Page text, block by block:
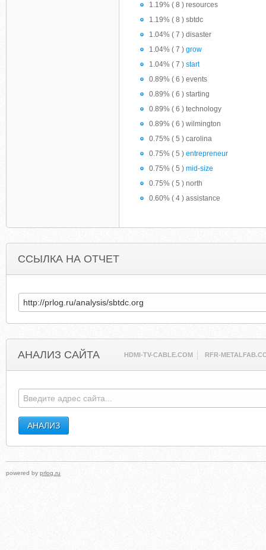
1.19% ( 8 ) resources
1.19% ( 8 ) sbtdc
1.04% ( 7 ) disaster
1.04% ( 7 ) grow
1.04% ( 7 ) start
0.89% ( 6 ) events
0.89% ( 6 ) starting
0.89% ( 6 ) technology
0.89% ( 6 ) wilmington
0.75% ( 5 ) carolina
0.75% ( 5 ) entrepreneur
0.75% ( 5 ) mid-size
0.75% ( 5 ) north
0.60% ( 4 ) assistance
ССЫЛКА НА ОТЧЕТ
АНАЛИЗ САЙТА HDMI-TV-CABLE.COM RFR-
powered by prlog.ru